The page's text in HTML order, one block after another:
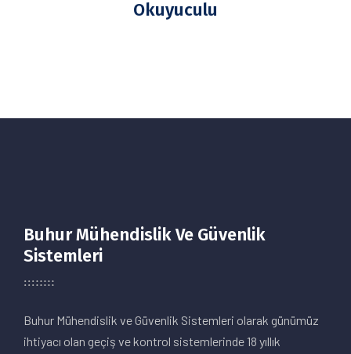
Okuyuculu
Buhur Mühendislik Ve Güvenlik
Sistemleri
Buhur Mühendislik ve Güvenlik Sistemleri olarak günümüz
ihtiyacı olan geçiş ve kontrol sistemlerinde 18 yıllık